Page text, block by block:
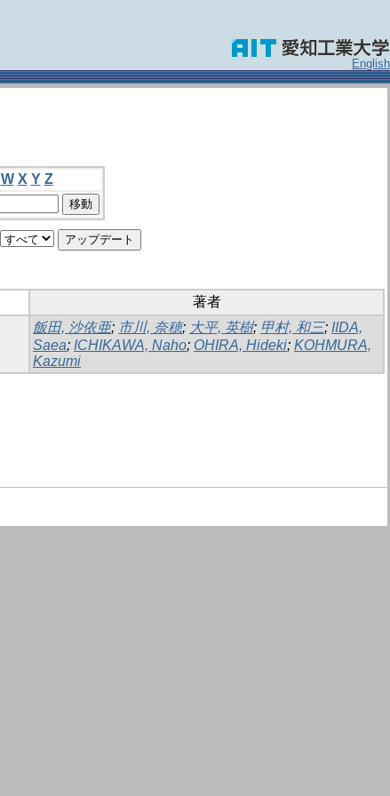
English
W X Y Z
著者
飯田, 沙依亜; 市川, 奈穂; 大平, 英樹; 甲村, 和三; IIDA,
Saea; ICHIKAWA, Naho; OHIRA, Hideki; KOHMURA,
Kazumi